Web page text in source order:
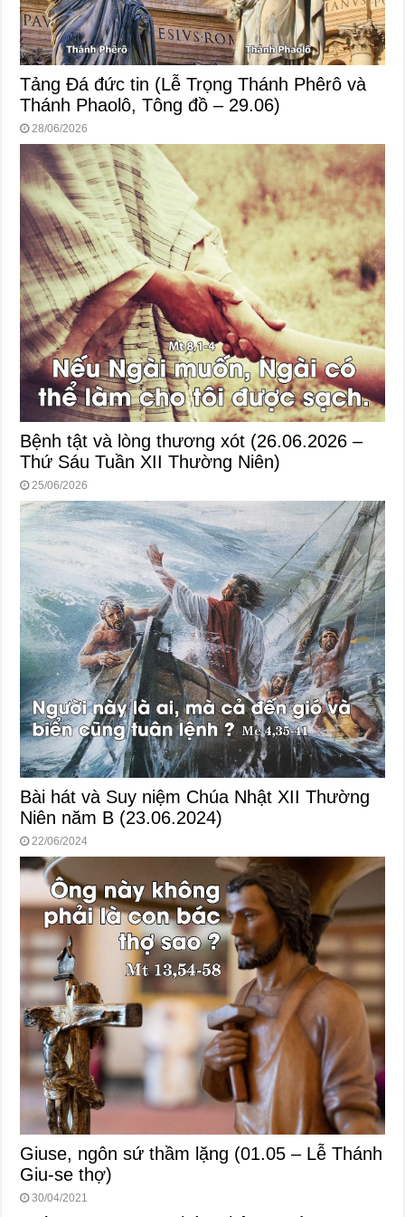
Tảng Đá đức tin (Lễ Trọng Thánh Phêrô và
Thánh Phaolô, Tông đồ – 29.06)
28/06/2026
Bệnh tật và lòng thương xót (26.06.2026 –
Thứ Sáu Tuần XII Thường Niên)
25/06/2026
Bài hát và Suy niệm Chúa Nhật XII Thường
Niên năm B (23.06.2024)
22/06/2024
Giuse, ngôn sứ thầm lặng (01.05 – Lễ Thánh
Giu-se thợ)
30/04/2021